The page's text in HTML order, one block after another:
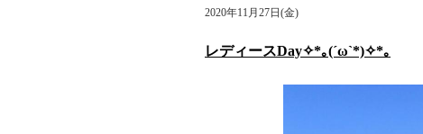
2020年11月27日(金)
レディースDay✧*｡(ˊωˋ*)✧*｡